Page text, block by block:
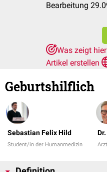
Bearbeitung
Was zeigt
Artikel erstellen
Geburtshilflich
Sebastian Felix Hild
Student/in der Humanmedizin